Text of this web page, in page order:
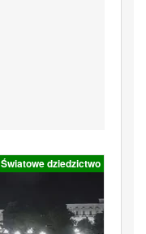
Światowe dziedzictwo